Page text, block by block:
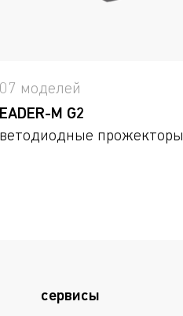
моделей
M G2
прожекторы
сервисы